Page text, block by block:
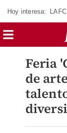
Hoy interesa:
Feria
de